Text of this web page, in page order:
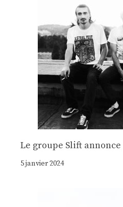
Le groupe Slift
5 janvier 2024